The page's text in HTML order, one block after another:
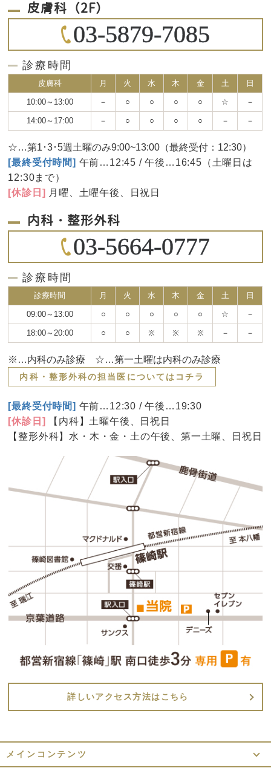
皮膚科（2F）
03-5879-7085
診療時間
皮膚科 月 火 水 木 金 土 日
10:00～13:00 － ○ ○ ○ ○ ☆ －
14:00～17:00 － ○ ○ ○ ○ － －
☆…第1･3･5週土曜のみ9:00~13:00（最終受付：12:30）
[最終受付時間] 午前…12:45 / 午後…16:45（土曜日は
12:30まで）
[休診日] 月曜、土曜午後、日祝日
内科・整形外科
03-5664-0777
診療時間
診療時間 月 火 水 木 金 土 日
09:00～13:00 ○ ○ ○ ○ ○ ☆ －
18:00～20:00 ○ ○ ※ ※ ※ － －
※…内科のみ診療 ☆…第一土曜は内科のみ診療
内科・整形外科の担当医についてはコチラ
[最終受付時間] 午前…12:30 / 午後…19:30
[休診日]
【内科】土曜午後、日祝日
【整形外科】水・木・金・土の午後、第一土曜、日祝日
詳しいアクセス方法はこちら
メインコンテンツ